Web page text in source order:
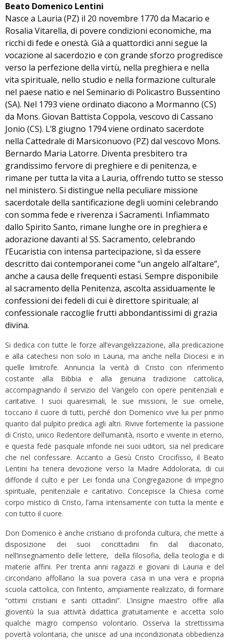
Beato Domenico Lentini
Nasce a Lauria (PZ) il 20 novembre 1770 da Macario e
Rosalia Vitarella, di povere condizioni economiche, ma
ricchi di fede e onestà. Già a quattordici anni segue la
vocazione al sacerdozio e con grande sforzo progredisce
verso la perfezione della virtù, nella preghiera e nella
vita spirituale, nello studio e nella formazione culturale
nel paese natio e nel Seminario di Policastro Bussentino
(SA). Nel 1793 viene ordinato diacono a Mormanno (CS)
da Mons. Giovan Battista Coppola, vescovo di Cassano
Jonio (CS). L’8 giugno 1794 viene ordinato sacerdote
nella Cattedrale di Marsiconuovo (PZ) dal vescovo Mons.
Bernardo Maria Latorre. Diventa presbitero tra
grandissimo fervore di preghiere e di penitenza, e
rimane per tutta la vita a Lauria, offrendo tutto se stesso
nel ministero. Si distingue nella peculiare missione
sacerdotale della santificazione degli uomini celebrando
con somma fede e riverenza i Sacramenti. Infiammato
dallo Spirito Santo, rimane lunghe ore in preghiera e
adorazione davanti al SS. Sacramento, celebrando
l’Eucaristia con intensa partecipazione, sì da essere
descritto dai contemporanei come “un angelo all’altare”,
anche a causa delle frequenti estasi. Sempre disponibile
al sacramento della Penitenza, ascolta assiduamente le
confessioni dei fedeli di cui è direttore spirituale; al
confessionale raccoglie frutti abbondantissimi di grazia
divina.
Si dedica con tutte le forze all’evangelizzazione, alla predicazione
e alla catechesi non solo in Lauria, ma anche nella Diocesi e in
quelle limitrofe. Annuncia la verità di Cristo con riferimento
costante alla Bibbia e alla genuina tradizione cattolica,
accompagnando il servizio del Vangelo con opere penitenziali e
caritative. I suoi quaresimali, le sue missioni, le sue omelie,
toccano il cuore di tutti, perché don Domenico vive lui per primo
quanto dal pulpito predica agli altri. Rivive fortemente la passione
di Cristo, unico Redentore dell’umanità, risorto e vivente in eterno,
e questa fede pasquale infonde nei suoi uditori, sia nel predicare
che nel confessare. Accanto a Gesù Cristo Crocifisso, il Beato
Lentini ha tenera devozione verso la Madre Addolorata, di cui
diffonde il culto e per Lei fonda una Congregazione di impegno
spirituale, penitenziale e caritativo. Concepisce la Chiesa come
corpo mistico di Cristo, l’ama intensamente con tutta la mente e
con tutto il cuore.
Don Domenico è anche cristiano di profonda cultura, che mette a
disposizione dei suoi concittadini fin dal diaconato,
nell’insegnamento delle lettere, della filosofia, della teologia e di
materie affini. Per trenta anni ragazzi e giovani di Lauria e del
circondario affollano la sua povera casa in una vera e propria
scuola cattolica, con l’intento, ampiamente realizzato, di formare
“ottimi cristiani e santi cittadini”. L’insigne maestro offre alla
gioventù la sua attività didattica gratuitamente e accetta solo
qualche magro compenso volontario. Osserva la strettissima
povertà volontaria, che unisce ad una incondizionata obbedienza